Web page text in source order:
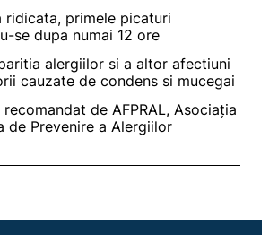
ridicata, primele picaturi
se dupa numai 12 ore
alergiilor si a altor afectiuni
cauzate de condens si mucegai
de AFPRAL, Asociația
de Prevenire a Alergiilor